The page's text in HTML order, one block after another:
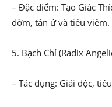
– Đặc điểm: Tạo Giác
đờm, tán ứ và tiêu viêm.
5. Bạch Chỉ (Radix
– Tác dụng: Giải độc,